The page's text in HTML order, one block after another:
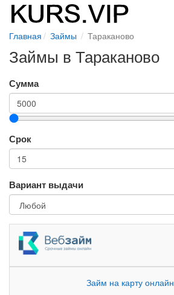
Главная Займы Тараканово
Займы в Тараканово
Сумма
Срок
Вариант выдачи
Займ на карту онлайн